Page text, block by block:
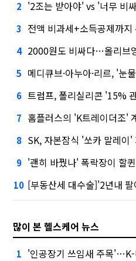
2 '2조는 받아야' vs '너무 비
3 전액 비과세+소득공제까
4 2000원도 비싸다…올리브영,
5 메디큐브·아누아·리르, '눈
6 트럼프, 폴리실리콘 '15% 관세'
7 홈플러스의 'K트레이더조'
8 SK, 자본잠식 '쏘카 말레이'
9 '괜히 바꿨나' 폭락장이 할퀸
10 [부동산세 대수술]'2년내
많이 본 헬스케어 뉴스
1 '인공장기 쓰임새 주목